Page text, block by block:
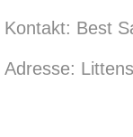
Kontakt: Best
Adresse: